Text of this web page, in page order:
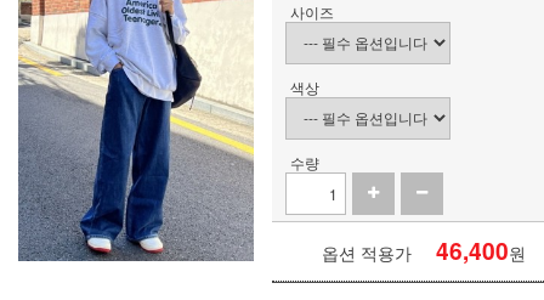
사이즈
색상
수량
옵션 적용가 46,400원